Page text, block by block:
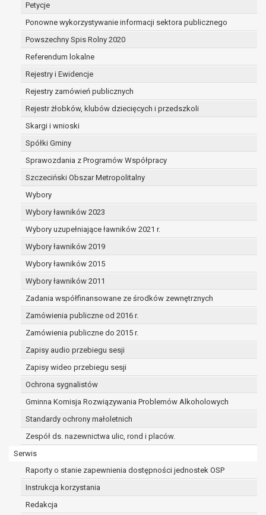
Petycje
Ponowne wykorzystywanie informacji sektora publicznego
Powszechny Spis Rolny 2020
Referendum lokalne
Rejestry i Ewidencje
Rejestry zamówień publicznych
Rejestr żłobków, klubów dziecięcych i przedszkoli
Skargi i wnioski
Spółki Gminy
Sprawozdania z Programów Współpracy
Szczeciński Obszar Metropolitalny
Wybory
Wybory ławników 2023
Wybory uzupełniające ławników 2021 r.
Wybory ławników 2019
Wybory ławników 2015
Wybory ławników 2011
Zadania współfinansowane ze środków zewnętrznych
Zamówienia publiczne od 2016 r.
Zamówienia publiczne do 2015 r.
Zapisy audio przebiegu sesji
Zapisy wideo przebiegu sesji
Ochrona sygnalistów
Gminna Komisja Rozwiązywania Problemów Alkoholowych
Standardy ochrony małoletnich
Zespół ds. nazewnictwa ulic, rond i placów.
Serwis
Raporty o stanie zapewnienia dostępności jednostek OSP
Instrukcja korzystania
Redakcja
prawo do żądania usunięcia danych
osobowych (tzw. prawo do bycia
zapomnianym) na podstawie art. 17 RODO,
w przypadku gdy:
dane nie są już niezbędne do celów,
dla których były zebrane lub w inny
sposób przetwarzane,
osoba, której dane dotyczą, wniosła
sprzeciw wobec przetwarzania
danych osobowych,
zgodę na przetwarzanie danych
osobowych, która jest podstawą
przetwarzania danych i nie ma innej
danych,
dane osobowe przetwarzane są
niezgodnie z prawem,
dane osobowe muszą być usunięte w
celu wywiązania się z obowiązku
prawo do żądania ograniczenia
przetwarzania danych osobowych na
podstawie art. 18 RODO, w przypadku gdy:
osoba, której dane dotyczą
kwestionuje prawidłowość danych
osobowych – na okres pozwalający
administratorowi sprawdzić
przetwarzanie danych jest niezgodne
z prawem, a osoba, której dane
dotyczą, sprzeciwia się usunięciu
danych, żądając w zamian ich
ograniczenia,
danych dla swoich celów, ale osoba,
której dane dotyczą, potrzebuje ich do
ustalenia, obrony lub dochodzenia
roszczeń,